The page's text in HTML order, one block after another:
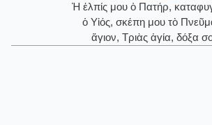
Ἡ ἐλπίς μου ὁ Πατήρ,
ὁ Υἱός, σκέπη μου τὸ
ἅγιον, Τριὰς ἁγία, δόξα